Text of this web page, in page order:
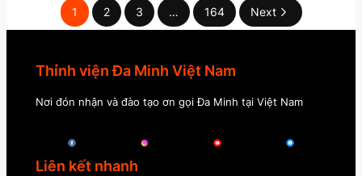
1 2 3 … 164 Next
Thỉnh viện Đa Minh Việt Nam
Nơi đón nhận và đào tạo ơn gọi Đa Minh tại Việt Nam
Liên kết nhanh